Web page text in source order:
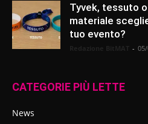
Tyvek, tessuto
materiale
tuo evento?
-
CATEGORIE PIÙ LETTE
News